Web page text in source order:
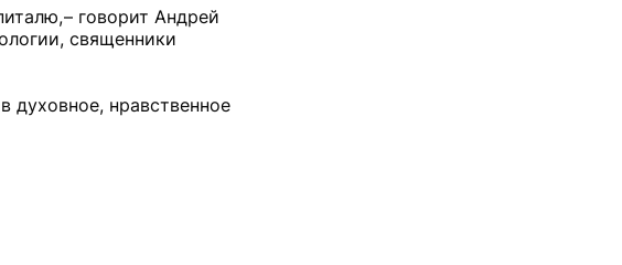
– говорит Андрей
священники
нравственное